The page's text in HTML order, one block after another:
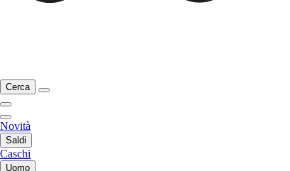
Cerca
Novità
Saldi
Caschi
Uomo